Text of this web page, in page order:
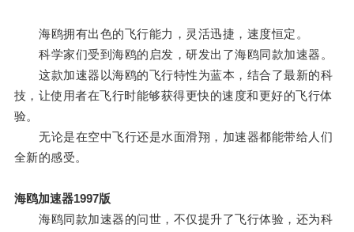
海鸥拥有出色的飞行能力，灵活迅捷，速度恒定。
科学家们受到海鸥的启发，研发出了海鸥同款加速器。
这款加速器以海鸥的飞行特性为蓝本，结合了最新的科
技，让使用者在飞行时能够获得更快的速度和更好的飞行体
验。
无论是在空中飞行还是水面滑翔，加速器都能带给人们
全新的感受。
海鸥加速器1997版
海鸥同款加速器的问世，不仅提升了飞行体验，还为科